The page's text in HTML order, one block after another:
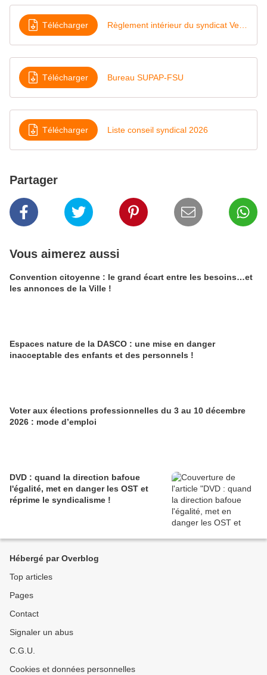
Télécharger
Télécharger Bureau SUPAP-FSU
Télécharger Liste conseil syndical 2026
Partager
Vous aimerez aussi
Convention citoyenne : le grand écart entre les besoins…et
les annonces de la Ville !
Espaces nature de la DASCO : une mise en danger
inacceptable des enfants et des personnels !
Voter aux élections professionnelles du 3 au 10 décembre
2026 : mode d’emploi
DVD : quand la direction bafoue
l'égalité, met en danger les OST et
réprime le syndicalisme !
Hébergé par Overblog
Top articles
Pages
Contact
Signaler un abus
C.G.U.
Cookies et données personnelles